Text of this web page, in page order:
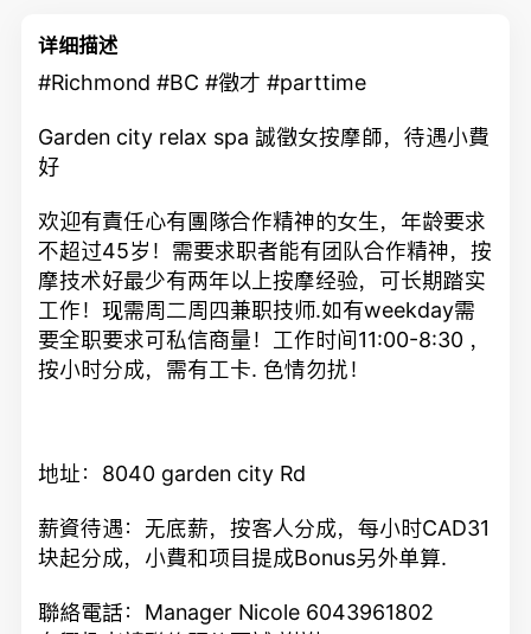
详细描述
#Richmond #BC #徵才 #parttime
Garden city relax spa 誠徵女按摩師，待遇小費
好
欢迎有責任心有團隊合作精神的女生，年龄要求
不超过45岁！需要求职者能有团队合作精神，按
摩技术好最少有两年以上按摩经验，可长期踏实
工作！现需周二周四兼职技师.如有weekday需
要全职要求可私信商量！工作时间11:00-8:30 ，
按小时分成，需有工卡. 色情勿扰！
地址：8040 garden city Rd
薪資待遇：无底薪，按客人分成，每小时CAD31
块起分成，小費和项目提成Bonus另外单算.
聯絡電話：Manager Nicole 6043961802